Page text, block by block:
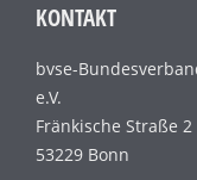
KONTAKT
bvse-
e.V.
Fränkische Straße 2
53229 Bonn